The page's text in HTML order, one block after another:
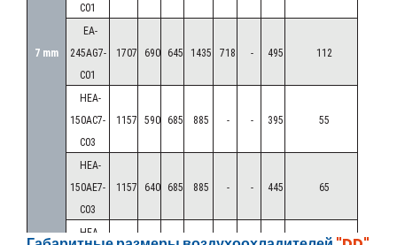
7 mm
C01
EA-
245AG7-
C01
1707 690 645 1435 718 - 495 112
HEA-
150AC7-
C03
1157 590 685 885 - - 395 55
HEA-
150AE7-
C03
1157 640 685 885 - - 445 65
HEA-